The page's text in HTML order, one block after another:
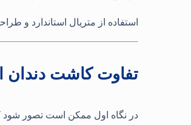
استفاده از متریال استاندارد و
تفاوت کاشت دندان
در نگاه اول ممکن است تصور شود